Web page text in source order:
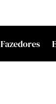
Fazedores